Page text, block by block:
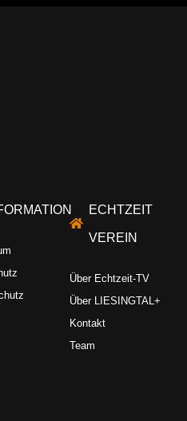
ECHTZEIT
VEREIN
Über Echtzeit-TV
Über LIESINGTAL+
Kontakt
Team